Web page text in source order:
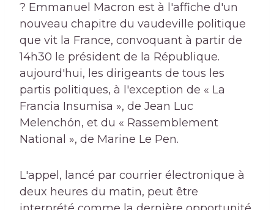
? Emmanuel Macron est à l'affiche d'un
nouveau chapitre du vaudeville politique
que vit la France, convoquant à partir de
14h30 le président de la République.
aujourd'hui, les dirigeants de tous les
partis politiques, à l'exception de « La
Francia Insumisa », de Jean Luc
Melenchón, et du « Rassemblement
National », de Marine Le Pen.
L'appel, lancé par courrier électronique à
deux heures du matin, peut être